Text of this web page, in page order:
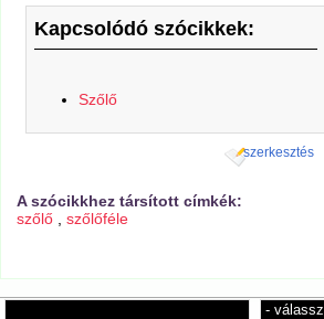
Kapcsolódó szócikkek:
Szőlő
szerkesztés
A szócikkhez társított címkék:
szőlő ,szőlőféle